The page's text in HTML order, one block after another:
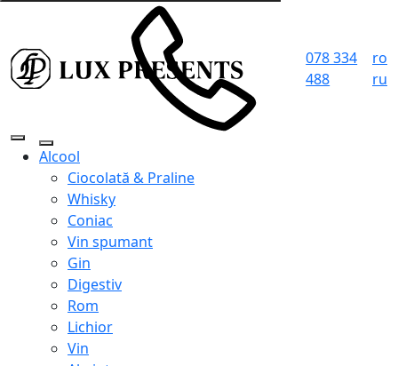
078 334
488
ro
ru
Alcool
Ciocolată & Praline
Whisky
Coniac
Vin spumant
Gin
Digestiv
Rom
Lichior
Vin